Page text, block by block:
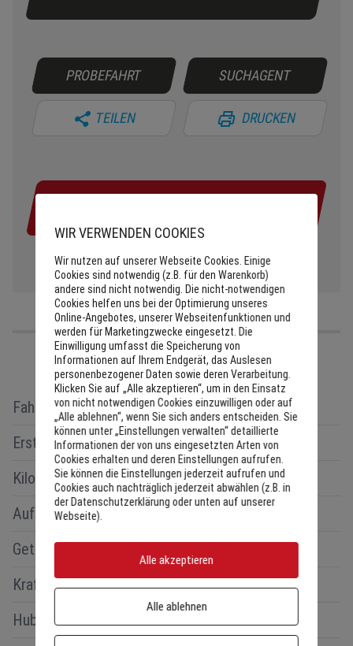
PROBEFAHRT
TEILEN
SUCHAGENT
DRUCKEN
Fahrzeugtyp:
Vorführwagen
Erstzulassung:
22/06/2026
Kilometerstand:
16km
Aufbau:
Geländewagen
Getriebe:
Kraftstoff:
Hybrid (Benzin/Elektro)
Hubraum:
1496cm
WIR VERWENDEN COOKIES
Wir nutzen auf unserer Webseite Cookies. Einige
Cookies sind notwendig (z.B. für den Warenkorb)
andere sind nicht notwendig. Die nicht-notwendigen
Cookies helfen uns bei der Optimierung unseres
Online-Angebotes, unserer Webseitenfunktionen und
werden für Marketingzwecke eingesetzt. Die
Einwilligung umfasst die Speicherung von
Informationen auf Ihrem Endgerät, das Auslesen
personenbezogener Daten sowie deren Verarbeitung.
Klicken Sie auf „Alle akzeptieren“, um in den Einsatz
von nicht notwendigen Cookies einzuwilligen oder auf
„Alle ablehnen“, wenn Sie sich anders entscheiden. Sie
können unter „Einstellungen verwalten“ detaillierte
Informationen der von uns eingesetzten Arten von
Cookies erhalten und deren Einstellungen aufrufen.
Sie können die Einstellungen jederzeit aufrufen und
Cookies auch nachträglich jederzeit abwählen (z.B. in
der Datenschutzerklärung oder unten auf unserer
Webseite).
Alle akzeptieren
Alle ablehnen